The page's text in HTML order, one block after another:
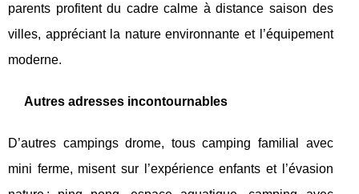
parents profitent du cadre calme à distance saison des
villes, appréciant la nature environnante et l’équipement
moderne.
Autres adresses incontournables
D’autres campings drome, tous camping familial avec
mini ferme, misent sur l’expérience enfants et l’évasion